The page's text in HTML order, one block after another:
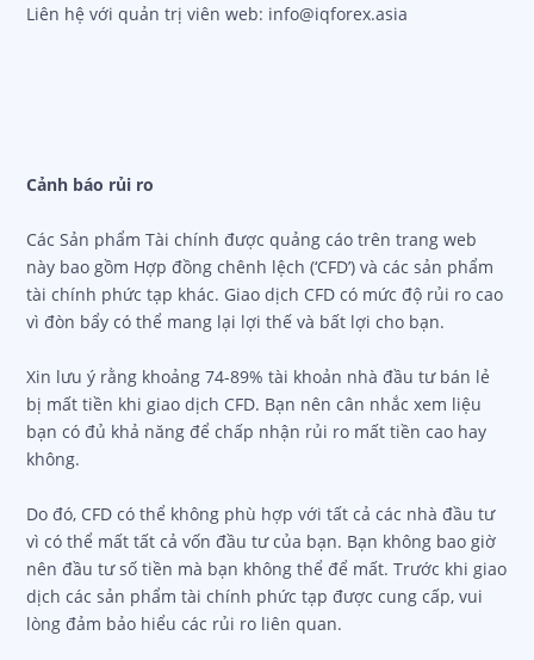
Liên hệ với quản trị viên web: info@iqforex.asia
Cảnh báo rủi ro
Các Sản phẩm Tài chính được quảng cáo trên trang web
này bao gồm Hợp đồng chênh lệch (‘CFD’) và các sản phẩm
tài chính phức tạp khác. Giao dịch CFD có mức độ rủi ro cao
vì đòn bẩy có thể mang lại lợi thế và bất lợi cho bạn.
Xin lưu ý rằng khoảng 74-89% tài khoản nhà đầu tư bán lẻ
bị mất tiền khi giao dịch CFD. Bạn nên cân nhắc xem liệu
bạn có đủ khả năng để chấp nhận rủi ro mất tiền cao hay
không.
Do đó, CFD có thể không phù hợp với tất cả các nhà đầu tư
vì có thể mất tất cả vốn đầu tư của bạn. Bạn không bao giờ
nên đầu tư số tiền mà bạn không thể để mất. Trước khi giao
dịch các sản phẩm tài chính phức tạp được cung cấp, vui
lòng đảm bảo hiểu các rủi ro liên quan.